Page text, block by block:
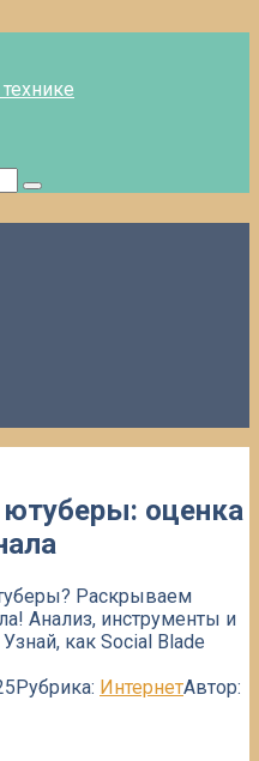
оценка
Раскрываем
Анализ, инструменты и
как Social Blade
Рубрика: ИнтернетАвтор: